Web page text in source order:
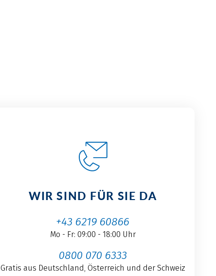
WIR SIND FÜR SIE DA
+43 6219 60866
Mo - Fr: 09:00 - 18:00 Uhr
0800 070 6333
Gratis aus Deutschland, Österreich und der Schweiz